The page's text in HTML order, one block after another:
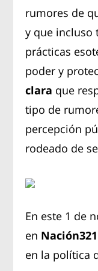
rumores de
y que incluso
prácticas
poder y
clara que
tipo de
percepción
rodeado de
En este 1 de
en Nación321
en la política